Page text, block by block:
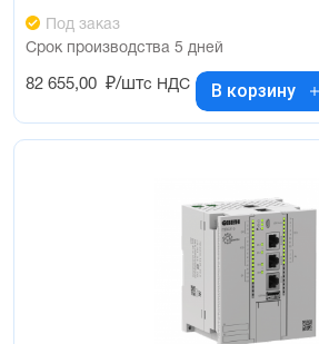
Под заказ
Срок производства 5 дней
82 655,00 ₽/штс НДС В корзину